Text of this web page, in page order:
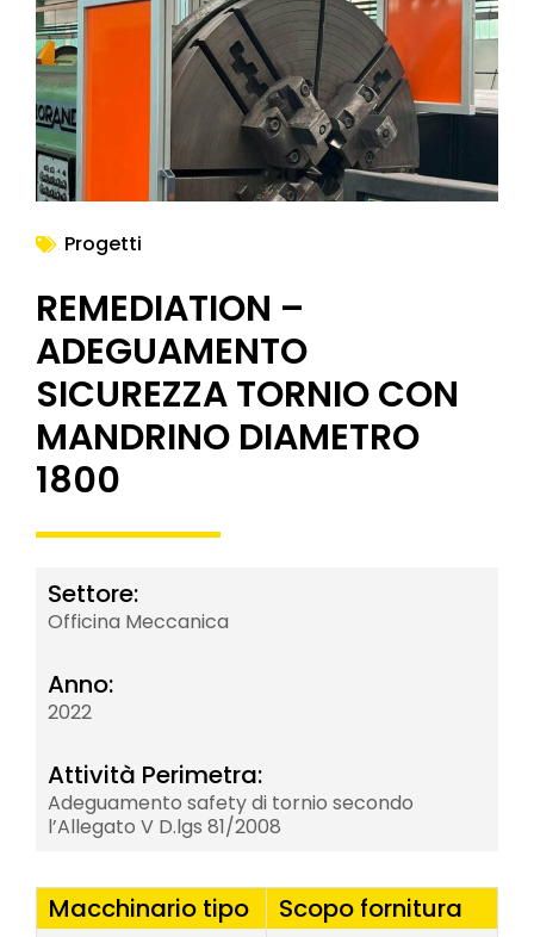
NEWS
Progetti
REMEDIATION –
ADEGUAMENTO
SICUREZZA TORNIO CON
MANDRINO DIAMETRO
1800
Settore:
Officina Meccanica
Anno:
2022
Attività Perimetra:
Adeguamento safety di tornio secondo
l’Allegato V D.lgs 81/2008
Macchinario tipo Scopo fornitura